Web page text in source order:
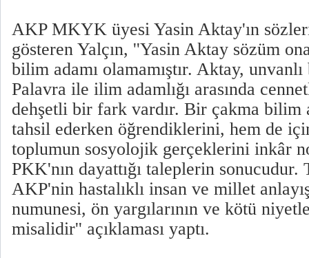
AKP MKYK üyesi Yasin Aktay'ın
gösteren Yalçın, ''Yasin Aktay sözüm
bilim adamı olamamıştır. Aktay, unvanlı
Palavra ile ilim adamlığı arasında
dehşetli bir fark vardır. Bir çakma bilim
tahsil ederken öğrendiklerini, hem de
toplumun sosyolojik gerçeklerini inkâr
PKK'nın dayattığı taleplerin sonucudur.
AKP'nin hastalıklı insan ve millet
numunesi, ön yargılarının ve kötü
misalidir'' açıklaması yaptı.